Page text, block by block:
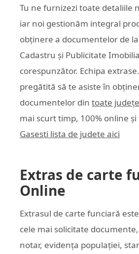
Tu ne furnizezi toate detaliile
iar noi gestionăm integral
obținere a documentelor de
Cadastru și Publicitate
corespunzător. Echipa
pregătită să te asiste în
documentelor din toate
mai scurt timp, 100% online
Gasesti lista de judete aici
Extras de carte
Online
Extrasul de carte funciară
cele mai solicitate
notar, evidența populației,